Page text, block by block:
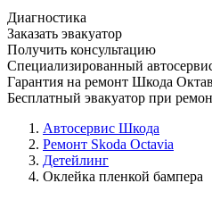
Диагностика
Заказать эвакуатор
Получить консультацию
Специализированный
Гарантия на ремонт Шкода
Бесплатный эвакуатор при
Автосервис Шкода
Ремонт Skoda Octavia
Детейлинг
Оклейка пленкой бампера